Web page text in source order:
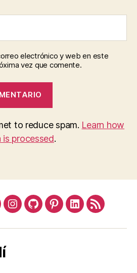
electrónico y web en este
vez que comente.
to reduce spam. Learn how
processed.
Instagram
GithubPinterestLinkedin
Feed